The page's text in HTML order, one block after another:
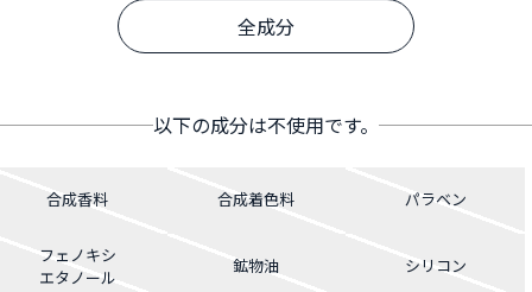
全成分
以下の成分は不使用です。
合成香料 合成着色料 パラベン
フェノキシ
エタノール
鉱物油 シリコン